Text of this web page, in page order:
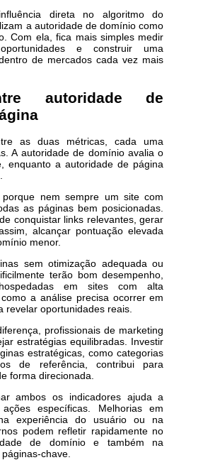
direta no algoritmo do
a autoridade de domínio como
Com ela, fica mais simples medir
e construir uma
de mercados cada vez mais
autoridade de
as duas métricas, cada uma
A autoridade de domínio avalia o
enquanto a autoridade de página
porque nem sempre um site com
as páginas bem posicionadas.
conquistar links relevantes, gerar
alcançar pontuação elevada
menor.
sem otimização adequada ou
terão bom desempenho,
em sites com alta
a análise precisa ocorrer em
revelar oportunidades reais.
profissionais de marketing
estratégias equilibradas. Investir
estratégicas, como categorias
de referência, contribui para
forma direcionada.
ambos os indicadores ajuda a
específicas. Melhorias em
experiência do usuário ou na
podem refletir rapidamente no
de domínio e também na
chave.